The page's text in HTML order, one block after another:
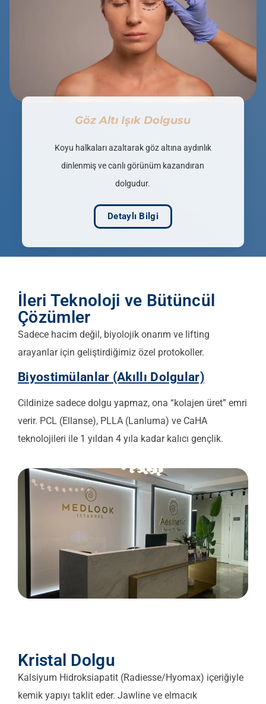
Göz Altı Işık Dolgusu
Koyu halkaları azaltarak göz altına aydınlık
dinlenmiş ve canlı görünüm kazandıran
dolgudur.
Detaylı Bilgi
İleri Teknoloji ve Bütüncül
Çözümler
Sadece hacim değil, biyolojik onarım ve lifting
arayanlar için geliştirdiğimiz özel protokoller.
Biyostimülanlar (Akıllı Dolgular)
Cildinize sadece dolgu yapmaz, ona “kolajen üret” emri
verir. PCL (Ellanse), PLLA (Lanluma) ve CaHA
teknolojileri ile 1 yıldan 4 yıla kadar kalıcı gençlik.
Kristal Dolgu
Kalsiyum Hidroksiapatit (Radiesse/Hyomax) içeriğiyle
kemik yapıyı taklit eder. Jawline ve elmacık